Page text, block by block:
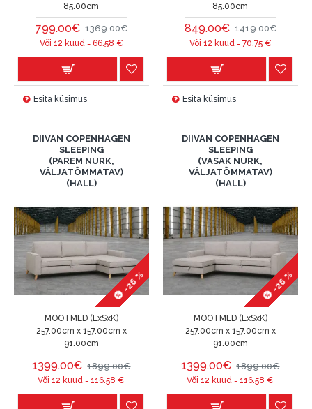
85.00cm
799.00€ 1369.00€
Või 12 kuud = 66.58 €
Esita küsimus
85.00cm
849.00€ 1419.00€
Või 12 kuud = 70.75€
Esita küsimus
DIIVAN COPENHAGEN
SLEEPING
(PAREM NURK,
VÄLJATÕMMATAV)
(HALL)
-26 %
MÕÕTMED (LxSxK)
257.00cm x 157.00cm x
91.00cm
1399.00€ 1899.00€
Või 12 kuud =116.58 €
DIIVAN COPENHAGEN
SLEEPING
(VASAK NURK,
VÄLJATÕMMATAV)
(HALL)
-26 %
MÕÕTMED (LxSxK)
257.00cm x 157.00cm x
91.00cm
1399.00€ 1899.00€
Või 12 kuud =116.58 €